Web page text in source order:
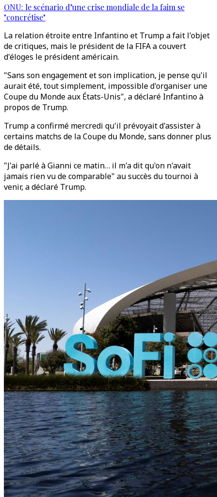
ONU: le scénario d’une crise mondiale de la faim se
"concrétise"
La relation étroite entre Infantino et Trump a fait l'objet
de critiques, mais le président de la FIFA a couvert
d'éloges le président américain.
"Sans son engagement et son implication, je pense qu'il
aurait été, tout simplement, impossible d'organiser une
Coupe du Monde aux États-Unis", a déclaré Infantino à
propos de Trump.
Trump a confirmé mercredi qu'il prévoyait d'assister à
certains matchs de la Coupe du Monde, sans donner plus
de détails.
"J'ai parlé à Gianni ce matin… il m'a dit qu'on n'avait
jamais rien vu de comparable" au succès du tournoi à
venir, a déclaré Trump.